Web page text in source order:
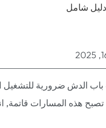
شامل
الدش ضرورية للتشغيل
هذه المسارات قاتمة,